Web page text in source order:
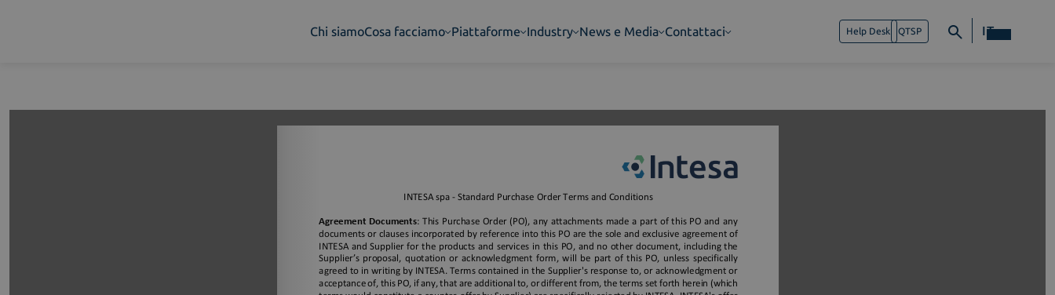
Chi siamoCosa facciamo Piattaforme Industry News e Media Contattaci Help Desk QTSP IT